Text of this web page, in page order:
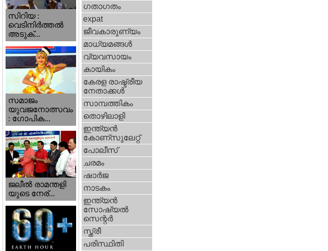
സിറിയ :
വെടിനിർത്തൽ
അടുക്...
സമാജം
യുവജനോത്സവം
: ഗോപിക...
ജലീല്‍ രാമന്തളി
യുടെ നേര്...
ഗതാഗതം
expat
ജീവകാരുണ്യം
മാധ്യമങ്ങള്‍
വ്യവസായം
കായികം
കേരള രാഷ്ട്രീയ
നേതാക്കള്‍
സാമ്പത്തികം
തൊഴിലാളി
ഇന്ത്യന്‍
കോണ്സുലേറ്റ്
പോലീസ്
ചരമം
ഷാര്‍ജ
നാടകം
ഇന്ത്യന്‍
സോഷ്യല്‍
സെന്റര്‍
സ്ത്രീ
പരിസ്ഥിതി